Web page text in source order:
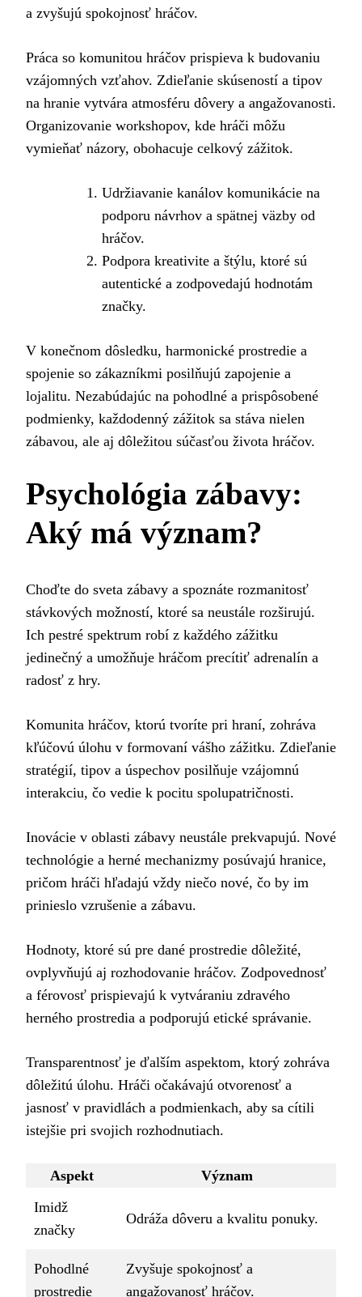
a zvyšujú spokojnosť hráčov.
Práca so komunitou hráčov prispieva k budovaniu
vzájomných vzťahov. Zdieľanie skúseností a tipov
na hranie vytvára atmosféru dôvery a angažovanosti.
Organizovanie workshopov, kde hráči môžu
vymieňať názory, obohacuje celkový zážitok.
Udržiavanie kanálov komunikácie na
podporu návrhov a spätnej väzby od
hráčov.
Podpora kreativite a štýlu, ktoré sú
autentické a zodpovedajú hodnotám
značky.
V konečnom dôsledku, harmonické prostredie a
spojenie so zákazníkmi posilňujú zapojenie a
lojalitu. Nezabúdajúc na pohodlné a prispôsobené
podmienky, každodenný zážitok sa stáva nielen
zábavou, ale aj dôležitou súčasťou života hráčov.
Psychológia zábavy:
Aký má význam?
Choďte do sveta zábavy a spoznáte rozmanitosť
stávkových možností, ktoré sa neustále rozširujú.
Ich pestré spektrum robí z každého zážitku
jedinečný a umožňuje hráčom precítiť adrenalín a
radosť z hry.
Komunita hráčov, ktorú tvoríte pri hraní, zohráva
kľúčovú úlohu v formovaní vášho zážitku. Zdieľanie
stratégií, tipov a úspechov posilňuje vzájomnú
interakciu, čo vedie k pocitu spolupatričnosti.
Inovácie v oblasti zábavy neustále prekvapujú. Nové
technológie a herné mechanizmy posúvajú hranice,
pričom hráči hľadajú vždy niečo nové, čo by im
prinieslo vzrušenie a zábavu.
Hodnoty, ktoré sú pre dané prostredie dôležité,
ovplyvňujú aj rozhodovanie hráčov. Zodpovednosť
a férovosť prispievajú k vytváraniu zdravého
herného prostredia a podporujú etické správanie.
Transparentnosť je ďalším aspektom, ktorý zohráva
dôležitú úlohu. Hráči očakávajú otvorenosť a
jasnosť v pravidlách a podmienkach, aby sa cítili
istejšie pri svojich rozhodnutiach.
Aspekt
Význam
Imidž
značky
Odráža dôveru a kvalitu ponuky.
Pohodlné
prostredie
Zvyšuje spokojnosť a
angažovanosť hráčov.